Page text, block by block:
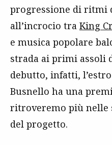
progressione di ritmi
all’incrocio tra King
e musica popolare
strada ai primi assoli
debutto, infatti,
Busnello ha una
ritroveremo più nelle
del progetto.